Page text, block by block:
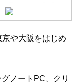
や大阪をはじめ
ノートPC、クリ